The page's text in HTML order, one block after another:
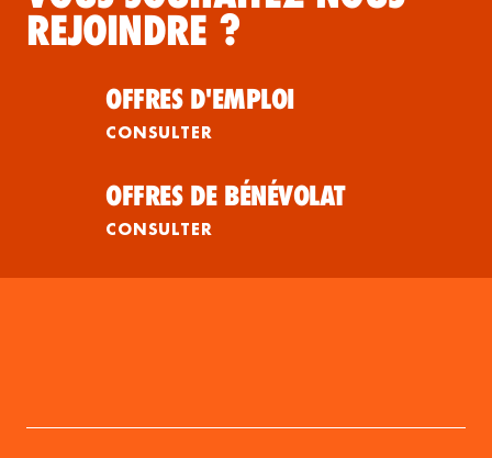
REJOINDRE ?
OFFRES D'EMPLOI
CONSULTER
OFFRES DE BÉNÉVOLAT
CONSULTER